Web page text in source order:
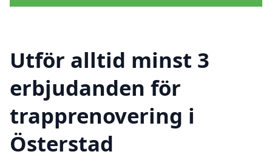
Utför alltid minst 3
erbjudanden för
trapprenovering i
Österstad